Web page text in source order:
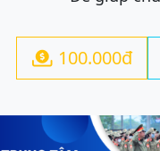
 100.000đ